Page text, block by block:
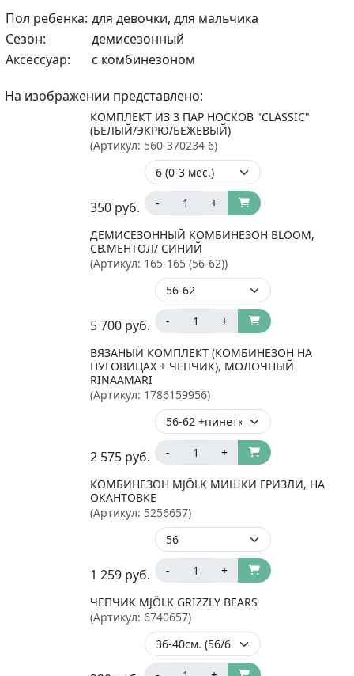
Пол ребенка: для девочки, для мальчика
Сезон:
демисезонный
Аксессуар:
с комбинезоном
На изображении представлено:
КОМПЛЕКТ ИЗ 3 ПАР НОСКОВ "CLASSIC"
(БЕЛЫЙ/ЭКРЮ/БЕЖЕВЫЙ)
(Артикул: 560-370234 6)
350 руб. - +
ДЕМИСЕЗОННЫЙ КОМБИНЕЗОН BLOOM,
СВ.МЕНТОЛ/ СИНИЙ
(Артикул: 165-165 (56-62))
5 700 руб. - +
ВЯЗАНЫЙ КОМПЛЕКТ (КОМБИНЕЗОН НА
ПУГОВИЦАХ + ЧЕПЧИК), МОЛОЧНЫЙ
RINAAMARI
(Артикул: 1786159956)
2 575 руб. - +
КОМБИНЕЗОН MJÖLK МИШКИ ГРИЗЛИ, НА
ОКАНТОВКЕ
(Артикул: 5256657)
1 259 руб. - +
ЧЕПЧИК MJÖLK GRIZZLY BEARS
(Артикул: 6740657)